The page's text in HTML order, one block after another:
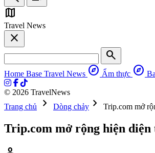
map
Travel News
close
search
Home Base Travel News explore Ẩm thực explore
© 2026 TravelNews
Trang chủ
chevron_right Dòng chảy chevron_right Trip.com mở
Trip.com mở rộng hiện